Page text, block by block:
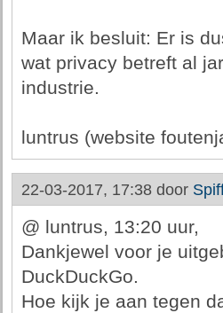
Maar ik besluit: Er is
wat privacy betreft al
industrie.
luntrus (website
22-03-2017, 17:38 door
@ luntrus, 13:20 uur,
Dankjewel voor je
DuckDuckGo.
Hoe kijk je aan tegen